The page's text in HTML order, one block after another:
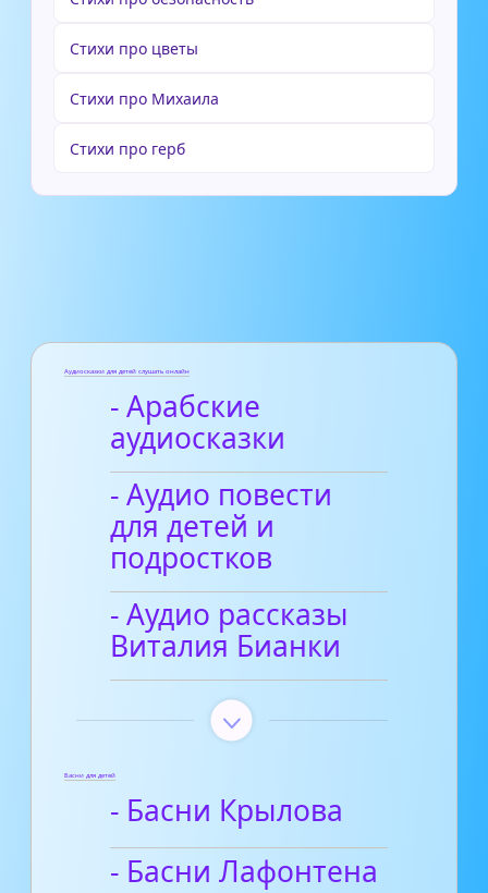
Стихи про цветы
Стихи про Михаила
Стихи про герб
Аудиосказки для детей слушать онлайн
- Арабские
аудиосказки
- Аудио повести
для детей и
подростков
- Аудио рассказы
Виталия Бианки
Басни для детей
- Басни Крылова
- Басни Лафонтена